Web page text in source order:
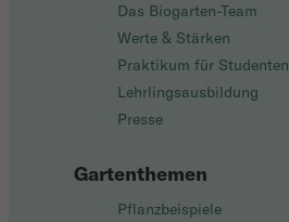
Das Biogarten-Team
Werte & Stärken
Praktikum für Studenten
Lehrlingsausbildung
Presse
Gartenthemen
Pflanzbeispiele